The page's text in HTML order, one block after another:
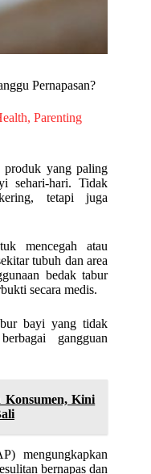
Pernapasan?
, Parenting
produk yang paling
sehari-hari. Tidak
tetapi juga
mencegah atau
tubuh dan area
bedak tabur
secara medis.
bayi yang tidak
gangguan
Konsumen, Kini
mengungkapkan
bernapas dan